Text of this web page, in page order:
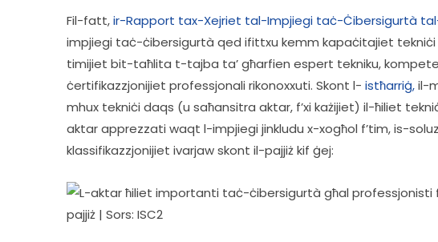
Fil-fatt, ir-Rapport tax-Xejriet tal-Impjiegi taċ-Ċibersigurtà
impjiegi taċ-ċibersigurtà qed ifittxu kemm kapaċitajiet tekniċi
timijiet bit-taħlita t-tajba ta’ għarfien espert tekniku,
ċertifikazzjonijiet professjonali rikonoxxuti. Skont l- istħarriġ, il-
mhux tekniċi daqs (u saħansitra aktar, f’xi każijiet) il-ħiliet
aktar apprezzati waqt l-impjiegi jinkludu x-xogħol f’tim, is-
klassifikazzjonijiet ivarjaw skont il-pajjiż kif ġej: